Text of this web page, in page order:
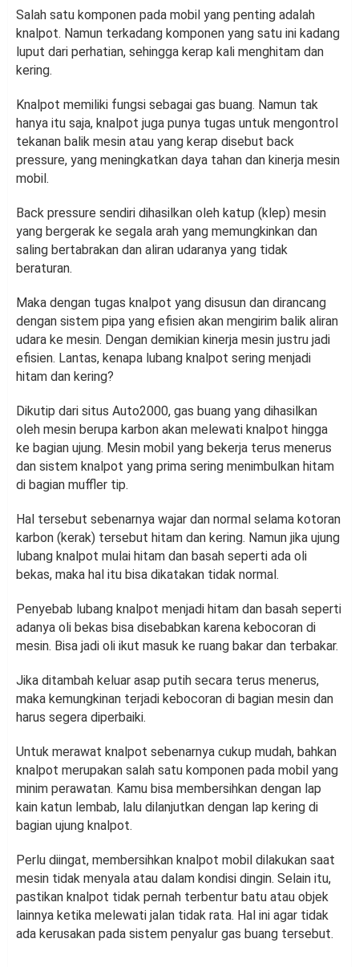
Salah satu komponen pada mobil yang penting adalah
knalpot. Namun terkadang komponen yang satu ini kadang
luput dari perhatian, sehingga kerap kali menghitam dan
kering.
Knalpot memiliki fungsi sebagai gas buang. Namun tak
hanya itu saja, knalpot juga punya tugas untuk mengontrol
tekanan balik mesin atau yang kerap disebut back
pressure, yang meningkatkan daya tahan dan kinerja mesin
mobil.
Back pressure sendiri dihasilkan oleh katup (klep) mesin
yang bergerak ke segala arah yang memungkinkan dan
saling bertabrakan dan aliran udaranya yang tidak
beraturan.
Maka dengan tugas knalpot yang disusun dan dirancang
dengan sistem pipa yang efisien akan mengirim balik aliran
udara ke mesin. Dengan demikian kinerja mesin justru jadi
efisien. Lantas, kenapa lubang knalpot sering menjadi
hitam dan kering?
Dikutip dari situs Auto2000, gas buang yang dihasilkan
oleh mesin berupa karbon akan melewati knalpot hingga
ke bagian ujung. Mesin mobil yang bekerja terus menerus
dan sistem knalpot yang prima sering menimbulkan hitam
di bagian muffler tip.
Hal tersebut sebenarnya wajar dan normal selama kotoran
karbon (kerak) tersebut hitam dan kering. Namun jika ujung
lubang knalpot mulai hitam dan basah seperti ada oli
bekas, maka hal itu bisa dikatakan tidak normal.
Penyebab lubang knalpot menjadi hitam dan basah seperti
adanya oli bekas bisa disebabkan karena kebocoran di
mesin. Bisa jadi oli ikut masuk ke ruang bakar dan terbakar.
Jika ditambah keluar asap putih secara terus menerus,
maka kemungkinan terjadi kebocoran di bagian mesin dan
harus segera diperbaiki.
Untuk merawat knalpot sebenarnya cukup mudah, bahkan
knalpot merupakan salah satu komponen pada mobil yang
minim perawatan. Kamu bisa membersihkan dengan lap
kain katun lembab, lalu dilanjutkan dengan lap kering di
bagian ujung knalpot.
Perlu diingat, membersihkan knalpot mobil dilakukan saat
mesin tidak menyala atau dalam kondisi dingin. Selain itu,
pastikan knalpot tidak pernah terbentur batu atau objek
lainnya ketika melewati jalan tidak rata. Hal ini agar tidak
ada kerusakan pada sistem penyalur gas buang tersebut.